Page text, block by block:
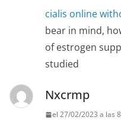
cialis online
bear in mind,
of estrogen
studied
Nxcrmp
el 27/02/2023 a las